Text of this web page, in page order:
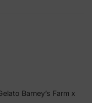
Barney’s Farm x